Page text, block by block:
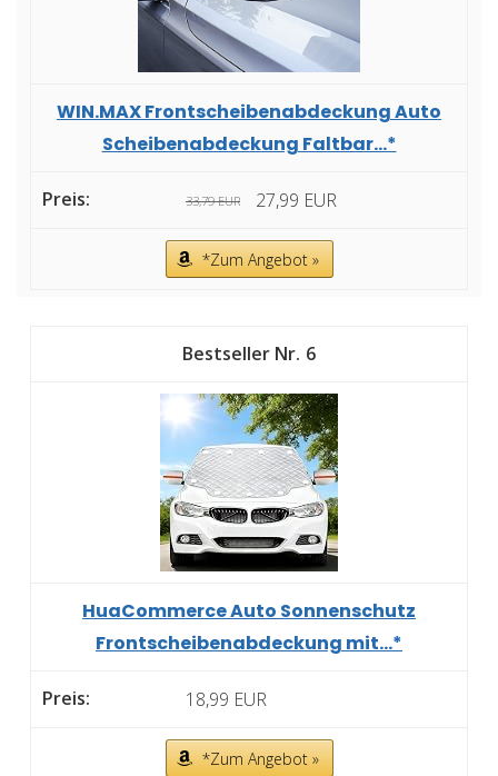
WIN.MAX Frontscheibenabdeckung Auto
Scheibenabdeckung Faltbar...*
33,79 EUR 27,99 EUR
*Zum Angebot »
6
HuaCommerce Auto Sonnenschutz
Frontscheibenabdeckung mit...*
18,99 EUR
*Zum Angebot »